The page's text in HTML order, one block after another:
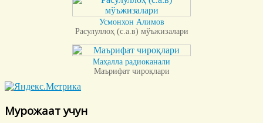
Усмонхон Алимов
Расулуллоҳ (с.а.в) мўъжизалари
Маҳалла радиоканали
Маърифат чироқлари
Мурожаат учун